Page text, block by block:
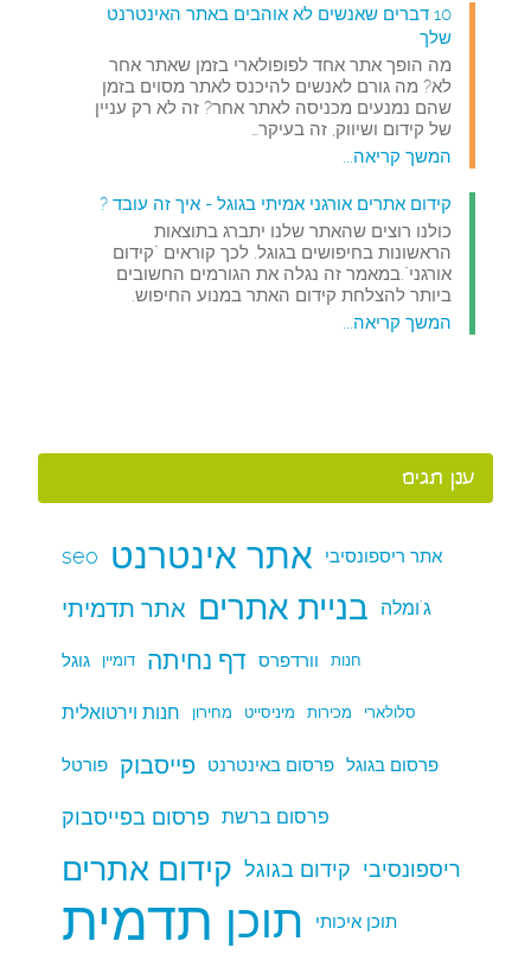
10 דברים שאנשים לא אוהבים באתר האינטרנט
שלך
מה הופך אתר אחד לפופולארי בזמן שאתר אחר
לא? מה גורם לאנשים להיכנס לאתר מסוים בזמן
שהם נמנעים מכניסה לאתר אחר? זה לא רק עניין
של קידום ושיווק, זה בעיקר…
המשך קריאה...
קידום אתרים אורגני אמיתי בגוגל - איך זה עובד ?
כולנו רוצים שהאתר שלנו יתברג בתוצאות
הראשונות בחיפושים בגוגל. לכך קוראים "קידום
אורגני".במאמר זה נגלה את הגורמים החשובים
ביותר להצלחת קידום האתר במנוע החיפוש.
המשך קריאה...
ענן תגים
seo אתר אינטרנט אתר ריספונסיבי
אתר תדמיתי בניית אתרים ג'ומלה
גוגל דומיין דף נחיתה וורדפרס חנות
חנות וירטואלית מחירון מיניסייט מכירות סלולארי
פורטל פייסבוק פרסום באינטרנט פרסום בגוגל
פרסום בפייסבוק פרסום ברשת
קידום אתרים קידום בגוגל ריספונסיבי
תדמית תוכן תוכן איכותי